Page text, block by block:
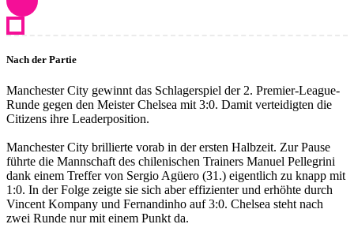
Nach der Partie
Manchester City gewinnt das Schlagerspiel der 2. Premier-League-
Runde gegen den Meister Chelsea mit 3:0. Damit verteidigten die
Citizens ihre Leaderposition.
Manchester City brillierte vorab in der ersten Halbzeit. Zur Pause
führte die Mannschaft des chilenischen Trainers Manuel Pellegrini
dank einem Treffer von Sergio Agüero (31.) eigentlich zu knapp mit
1:0. In der Folge zeigte sie sich aber effizienter und erhöhte durch
Vincent Kompany und Fernandinho auf 3:0. Chelsea steht nach
zwei Runde nur mit einem Punkt da.